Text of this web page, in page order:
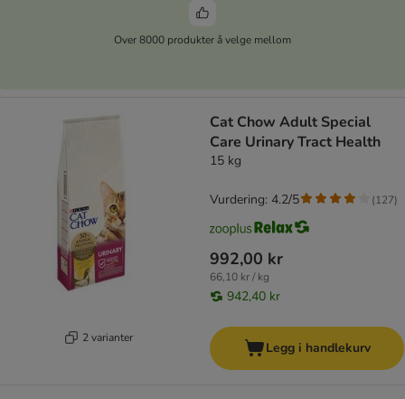
Over 8000 produkter å velge mellom
2 varianter
Cat Chow Adult Special
Care Urinary Tract Health
15 kg
992,00 kr
66,10 kr / kg
942,40 kr
Vurdering: 4.2/5 (127)
Legg i handlekurv